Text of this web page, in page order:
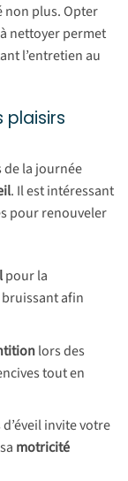
non plus. Opter
nettoyer permet
l’entretien au
plaisirs
la journée
. Il est intéressant
pour renouveler
pour la
afin
lors des
tout en
invite votre
motricité